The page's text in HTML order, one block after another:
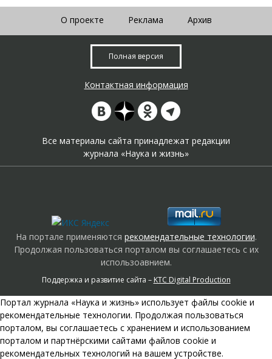
О проекте Реклама Архив
Полная версия
Контактная информация
Все материалы сайта принадлежат редакции
журнала «Наука и жизнь»
На портале применяются рекомендательные технологии.
Продолжая пользоваться порталом вы соглашаетесь с их
использоавнием.
Поддержка и развитие сайта – KTC Digital Production
Портал журнала «Наука и жизнь» использует файлы cookie и
рекомендательные технологии. Продолжая пользоваться
порталом, вы соглашаетесь с хранением и использованием
порталом и партнёрскими сайтами файлов cookie и
рекомендательных технологий на вашем устройстве.